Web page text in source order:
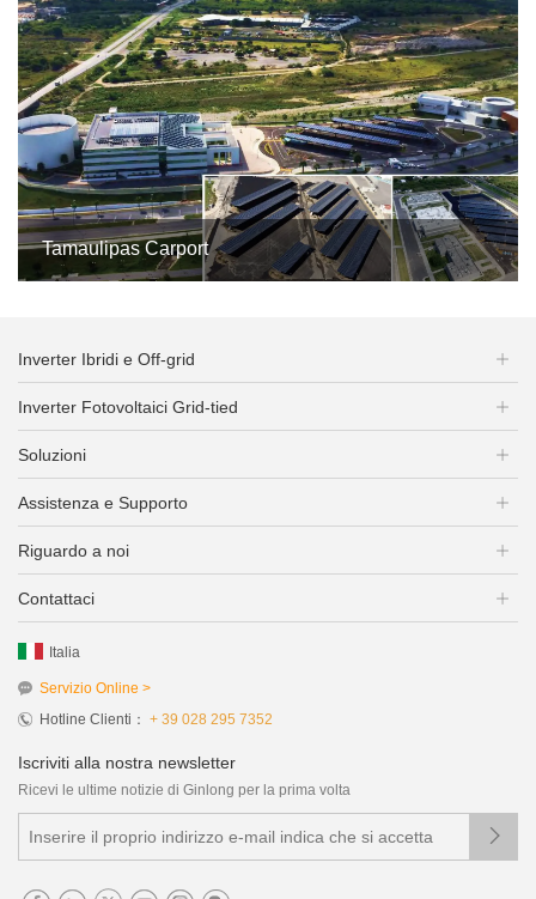
Tamaulipas Carport
Inverter Ibridi e Off-grid
Inverter Fotovoltaici Grid-tied
Soluzioni
Assistenza e Supporto
Riguardo a noi
Contattaci
Italia
Servizio Online >
Hotline Clienti： + 39 028 295 7352
Iscriviti alla nostra newsletter
Ricevi le ultime notizie di Ginlong per la prima volta
